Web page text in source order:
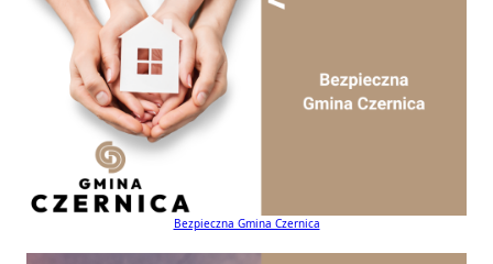
Bezpieczna Gmina Czernica